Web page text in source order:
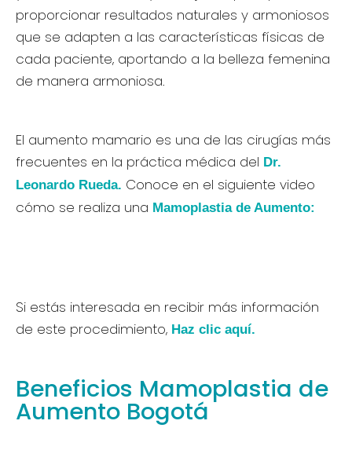
proporcionar resultados naturales y armoniosos
que se adapten a las características físicas de
cada paciente, aportando a la belleza femenina
de manera armoniosa.
El aumento mamario es una de las cirugías más
frecuentes en la práctica médica del Dr.
Leonardo Rueda. Conoce en el siguiente video
cómo se realiza una Mamoplastia de Aumento:
Si estás interesada en recibir más información
de este procedimiento, Haz clic aquí.
Beneficios Mamoplastia de
Aumento Bogotá